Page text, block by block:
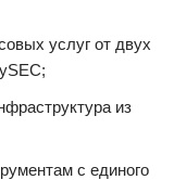
услуг от двух
из
с единого